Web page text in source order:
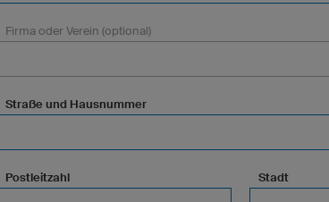
Firma oder Verein (optional)
Straße und Hausnummer
Postleitzahl Stadt